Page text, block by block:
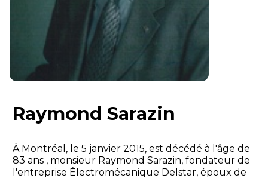
Raymond Sarazin
À Montréal, le 5 janvier 2015, est décédé à l'âge de
83 ans , monsieur Raymond Sarazin, fondateur de
l'entreprise Électromécanique Delstar, époux de